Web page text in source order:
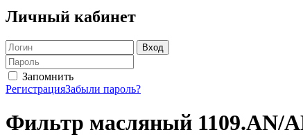
Личный кабинет
Запомнить
РегистрацияЗабыли пароль?
Фильтр масляный 1109.AN/